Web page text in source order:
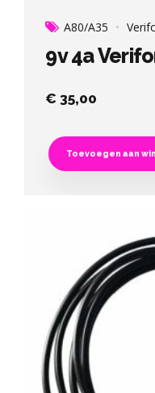
A80/A35
9v 4a
€ 35,00
Toevoegen aan